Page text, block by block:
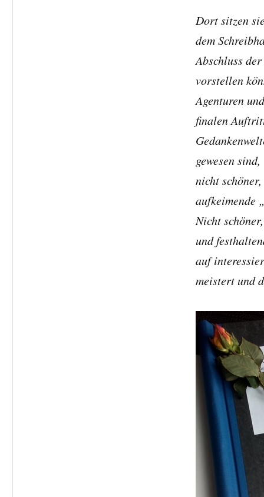
Dort sitzen
dem
Abschluss
vorstellen
Agenturen
finalen
gewesen
nicht
aufkeimende
Nicht
und
auf
meistert und